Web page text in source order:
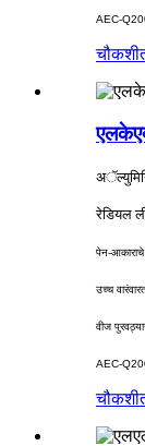
AEC-
चौकशी
रेडियल
पेन-आकाराचे
उच्च
वीज
AEC-
चौकशी